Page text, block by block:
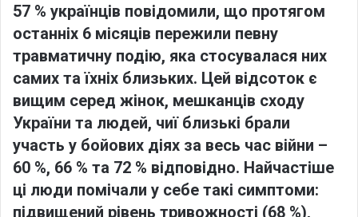
57 % українців повідомили, що протягом
останніх 6 місяців пережили певну
травматичну подію, яка стосувалася них
самих та їхніх близьких. Цей відсоток є
вищим серед жінок, мешканців сходу
України та людей, чиї близькі брали
участь у бойових діях за весь час війни –
60 %, 66 % та 72 % відповідно. Найчастіше
ці люди помічали у себе такі симптоми:
підвищений рівень тривожності (68 %),